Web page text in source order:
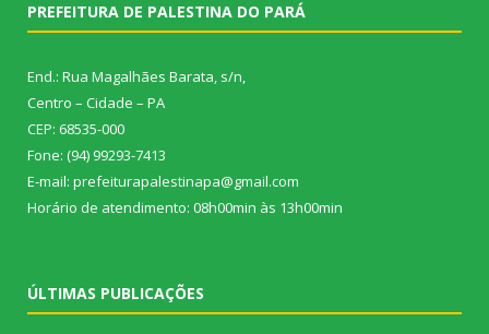
PREFEITURA DE PALESTINA DO PARÁ
End.: Rua Magalhães Barata, s/n,
Centro – Cidade – PA
CEP: 68535-000
Fone: (94) 99293-7413
E-mail: prefeiturapalestinapa@gmail.com
Horário de atendimento: 08h00min às 13h00min
ÚLTIMAS PUBLICAÇÕES